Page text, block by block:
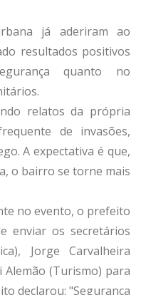
já aderiram ao
resultados positivos
quanto no
relatos da própria
de invasões,
A expectativa é que,
o bairro se torne mais
no evento, o prefeito
enviar os secretários
Jorge Carvalheira
Alemão (Turismo) para
declarou: "Segurança